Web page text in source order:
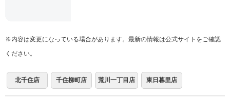
※内容は変更になっている場合があります。最新の情報は公式サイトをご確認
ください。
北千住店 千住柳町店 荒川一丁目店 東日暮里店